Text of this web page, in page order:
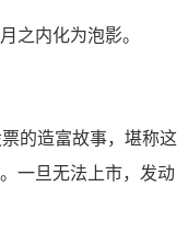
之内化为泡影。
的造富故事，堪称这
一旦无法上市，发动